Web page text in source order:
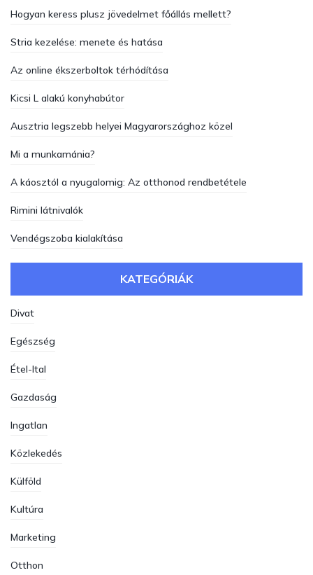
Hogyan keress plusz jövedelmet főállás mellett?
Stria kezelése: menete és hatása
Az online ékszerboltok térhódítása
Kicsi L alakú konyhabútor
Ausztria legszebb helyei Magyarországhoz közel
Mi a munkamánia?
A káosztól a nyugalomig: Az otthonod rendbetétele
Rimini látnivalók
Vendégszoba kialakítása
KATEGÓRIÁK
Divat
Egészség
Étel-Ital
Gazdaság
Ingatlan
Közlekedés
Külföld
Kultúra
Marketing
Otthon